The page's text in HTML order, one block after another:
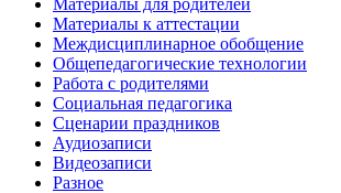
Материалы к аттестации
Междисциплинарное обобщение
Общепедагогические технологии
Работа с родителями
Социальная педагогика
Сценарии праздников
Аудиозаписи
Видеозаписи
Разное